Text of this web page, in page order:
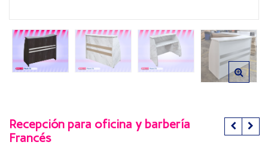
Recepción para oficina y barbería
Francés